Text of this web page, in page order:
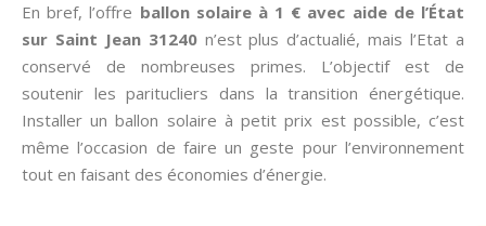
En bref, l’offre ballon solaire à 1 € avec aide de l’État
sur Saint Jean 31240n’est plus d’actualié, mais l’Etat a
conservé de nombreuses primes. L’objectif est de
soutenir les paritucliers dans la transition énergétique.
Installer un ballon solaire à petit prix est possible, c’est
même l’occasion de faire un geste pour l’environnement
tout en faisant des économies d’énergie.